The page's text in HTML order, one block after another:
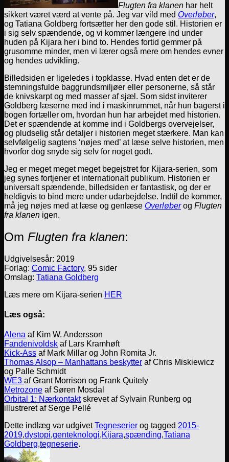
Flugten fra klanen har helt
sikkert været værd at vente på. Jeg var vild med Overløber,
og Tatiana Goldberg fortsætter her den gode stil. Historien er
i sig selv spændende, og vi kommer længere ind under
huden på Kijara her i bind to. Hendes fortid gemmer på
grusomme minder, men vi lærer også mere om hendes evner
og hendes udvikling.
Billedsiden er ligeledes i topklasse. Hvad enten det er de
stemningsfulde baggrundsmiljøer eller personerne, så står
de knivskarpt og med masser af sjæl. Som sidst inviterer
Goldberg læserne med ind i maskinrummet, når hun bagerst i
bogen fortæller om, hvordan hun har arbejdet med historien.
Det er spændende at komme ind i Goldbergs overvejelser,
og pludselig står detaljer i historien meget stærkere. Man kan
selvfølgelig sagtens ‘nøjes med’ at læse selve historien, men
hvorfor dog snyde sig selv for noget godt.
Jeg er meget meget meget begejstret for Kijara-serien, som
jeg synes fortjener et internationalt publikum. Historien er
universalt spændende, billedsiden er fantastisk, og der er
heldigvis to bind mere under udarbejdelse. Indtil de kommer,
må jeg nøjes med at læse og genlæse Overløberog Flugten
fra klanen igen.
Om Flugten fra klanen:
Udgivelsesår: 2019
Forlag: Comic Factory, 95 sider
Omslag: Tatiana Goldberg
Læs mere om Kijara-serien HER
Læs også:
Alena af Kim W. Andersson
Fandenivoldsk af Lars Kramhøft
Kick-Ass af Mark Millar og John Romita Jr.
Thomas Alsop – Manhattans beskytter af Chris Miskiewicz
og Palle Schmidt
WE3 af Grant Morrison og Frank Quitely
Metrozone af Søren Mosdal
Orbital 1: Nærkontaktskrevet af Sylvain Runberg og
illustreret af Serge Pellé
Dette indlæg var udgivetTegneserier og tagged 2015-
2019,dystopi,genteknologi,Kijara,spænding,Tatiana
Goldberg,tegneserie.